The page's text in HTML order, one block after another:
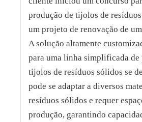
produção de tijolos de
um projeto de renovação de
A solução altamente
para uma linha simplificada de
tijolos de resíduos sólidos se
pode se adaptar a diversos
resíduos sólidos e requer
produção, garantindo